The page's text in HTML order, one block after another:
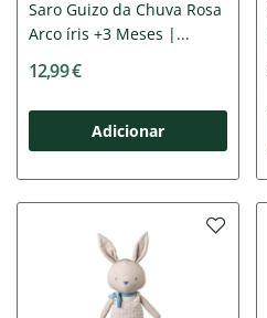
Saro Guizo da Chuva Rosa
Arco íris +3 Meses |...
12,99 €
Adicionar